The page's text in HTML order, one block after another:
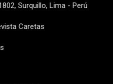
Surquillo, Lima - Perú
Caretas